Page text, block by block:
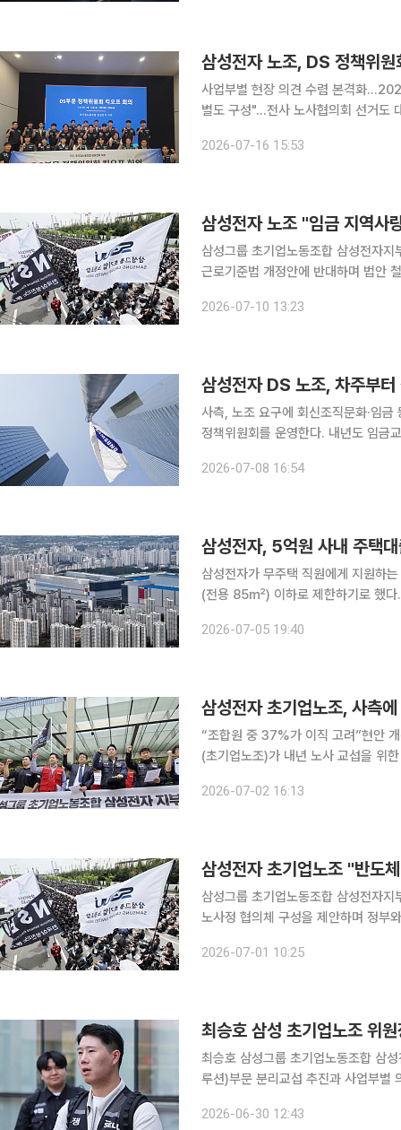
삼성전자 노조, DS 정책위
사업부별 현장 의견 수렴 본격화
별도 구성"…전사 노사협의회 선거도 대응 삼성그룹 초기업노동조합 삼성전자 지부가
성전자 지부는 16일 오전 DS부문 정
2026-07-16 15:53
삼성그룹 초기업노동조합 삼성전자
근로기준법 개정안에 반대하며 법안 철회를 촉구했다. 삼성전자지
도"라고 밝혔다. 앞서 박민
2026-07-10 13:23
삼성전자 DS 노조, 차주부
사측, 노조 요구에 회신조직문화·임금 등 안건 삼성전자 디바이스솔루션(DS) 부
정책위원회를 운영한다. 내년도 임금
지부(초기업노조)에 보낸 회신 공문
2026-07-08 16:54
삼성전자, 5억원 사내 주택
삼성전자가 무주택 직원에게 지원하
(전용 85㎡) 이하로 제한하기로 했다
택을 수도권과 전국 6개 광역시 기
2026-07-05 19:40
삼성전자 초기업노조, 사측
“조합원 중 37%가 이직 고려”현안 개선 요구 삼성전자 최대 노조인 초기업노동
(초기업노조)가 내년 노사 교섭을 위한 사전
상대로 보낸 공문에서 “내년 교섭을
2026-07-02 16:13
삼성그룹 초기업노동조합 삼성전자
노사정 협의체 구성을 제안하며 정부와 기업의
기원하며 우리 산업의 경쟁력을 지키
2026-07-01 10:25
최승호 삼성 초기업노조 위
최승호 삼성그룹 초기업노동조합 삼
루션)부문 분리교섭 추진과 사업부별 의견 수
다"며 "신임이라는 결과를 더 잘하라
2026-06-30 12:43